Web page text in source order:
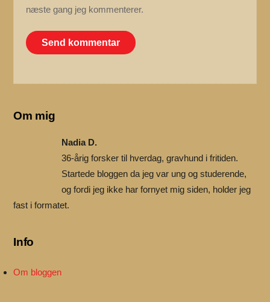
næste gang jeg kommenterer.
Om mig
Nadia D.
36-årig forsker til hverdag, gravhund i fritiden.
Startede bloggen da jeg var ung og studerende,
og fordi jeg ikke har fornyet mig siden, holder jeg
fast i formatet.
Info
Om bloggen